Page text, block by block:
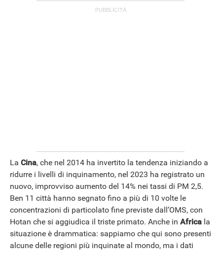
La Cina, che nel 2014 ha invertito la tendenza iniziando a
ridurre i livelli di inquinamento, nel 2023 ha registrato un
nuovo, improvviso aumento del 14% nei tassi di PM 2,5.
Ben 11 città hanno segnato fino a più di 10 volte le
concentrazioni di particolato fine previste dall’OMS, con
Hotan che si aggiudica il triste primato. Anche in Africa la
situazione è drammatica: sappiamo che qui sono presenti
alcune delle regioni più inquinate al mondo, ma i dati